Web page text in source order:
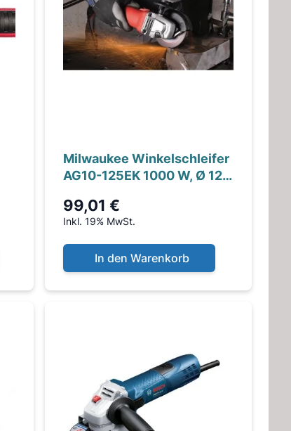
Milwaukee Winkelschleifer
AG10-125EK 1000 W, Ø 125
99,01 €
Inkl. 19% MwSt.
In den Warenkorb